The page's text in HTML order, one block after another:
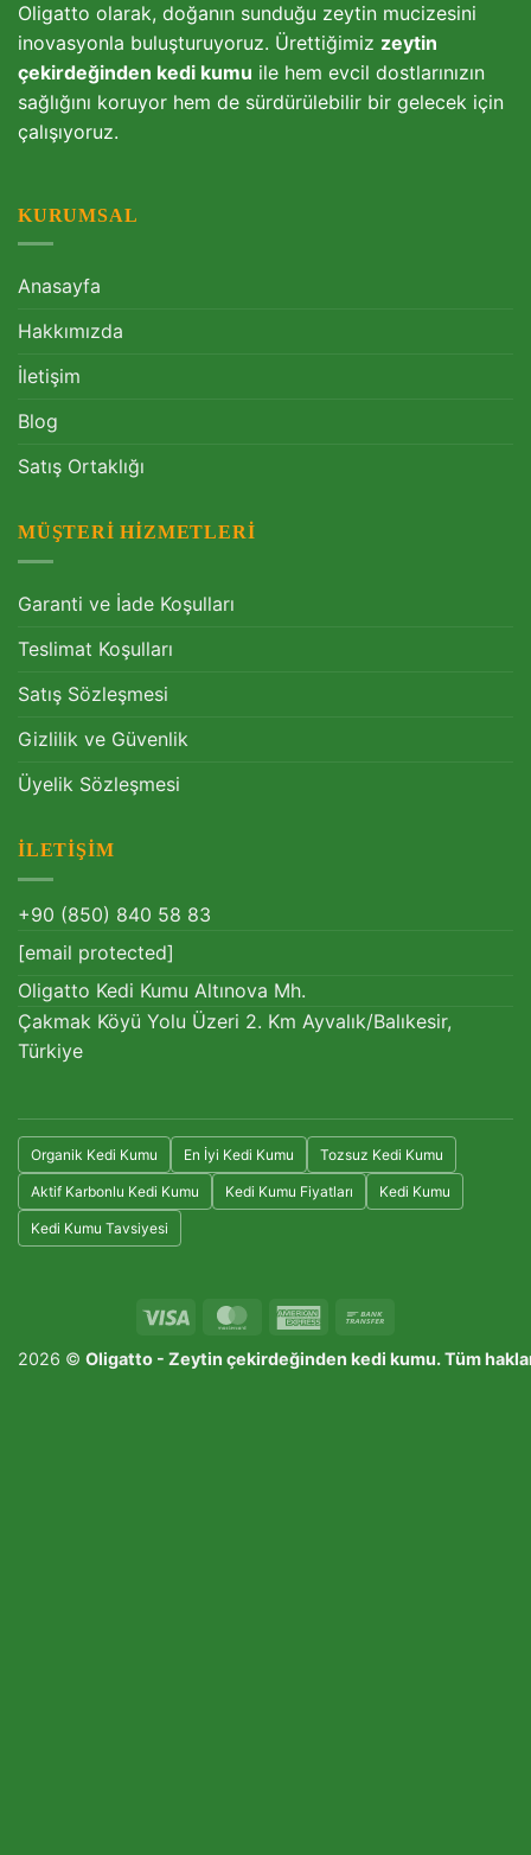
Oligatto olarak, doğanın sunduğu zeytin mucizesini
inovasyonla buluşturuyoruz. Ürettiğimiz zeytin
çekirdeğinden kedi kumu ile hem evcil dostlarınızın
sağlığını koruyor hem de sürdürülebilir bir gelecek için
çalışıyoruz.
KURUMSAL
Anasayfa
Hakkımızda
İletişim
Blog
Satış Ortaklığı
MÜŞTERI HIZMETLERI
Garanti ve İade Koşulları
Teslimat Koşulları
Satış Sözleşmesi
Gizlilik ve Güvenlik
Üyelik Sözleşmesi
İLETIŞIM
+90 (850) 840 58 83
[email protected]
Oligatto Kedi Kumu Altınova Mh.
Çakmak Köyü Yolu Üzeri 2. Km Ayvalık/Balıkesir,
Türkiye
Organik Kedi Kumu En İyi Kedi Kumu Tozsuz Kedi Kumu
Aktif Karbonlu Kedi Kumu Kedi Kumu Fiyatları Kedi Kumu
Kedi Kumu Tavsiyesi
Visa MasterCardAmerican
2026 © Oligatto - Zeytin çekirdeğinden kedi kumu. Tüm